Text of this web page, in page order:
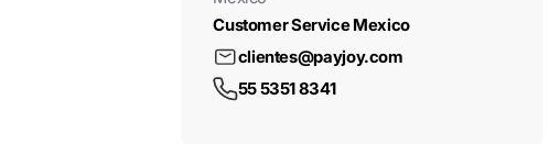
Customer Service Mexico
clientes@payjoy.com
55 5351 8341